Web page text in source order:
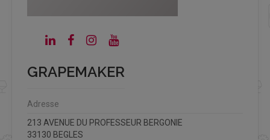
GRAPEMAKER
Adresse
213 AVENUE DU PROFESSEUR BERGONIE
33130 BEGLES